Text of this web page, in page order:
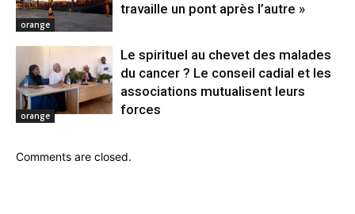
orange
travaille un pont après l’autre »
orange
Le spirituel au chevet des malades
du cancer ? Le conseil cadial et les
associations mutualisent leurs
forces
Comments are closed.